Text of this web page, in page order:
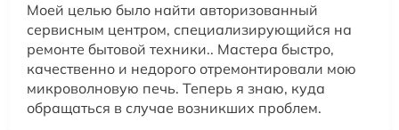
Моей целью было найти авторизованный
сервисным центром, специализирующийся на
ремонте бытовой техники.. Мастера быстро,
качественно и недорого отремонтировали мою
микроволновую печь. Теперь я знаю, куда
обращаться в случае возникших проблем.